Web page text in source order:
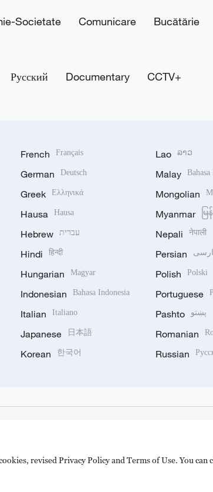
Societate Comunicare Bucătărie
Русский Documentary CCTV+
French Français
German Deutsch
Greek Ελληνικά
Hausa Hausa
Hebrew עברית
Hindi हिन्दी
Hungarian Magyar
Indonesian Bahasa Indonesia
Italian Italiano
Japanese 日本語
Korean 한국어
Lao ລາວ
Malay
Mongolian
Myanmar မ
Nepali नेपाली
Persian
Polish Polski
Portuguese
Pashto پښتو
Romanian
Russian
revised Privacy Policy and Terms of Use. You can